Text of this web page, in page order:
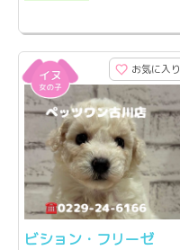
お気に入り
ビション・フリーゼ